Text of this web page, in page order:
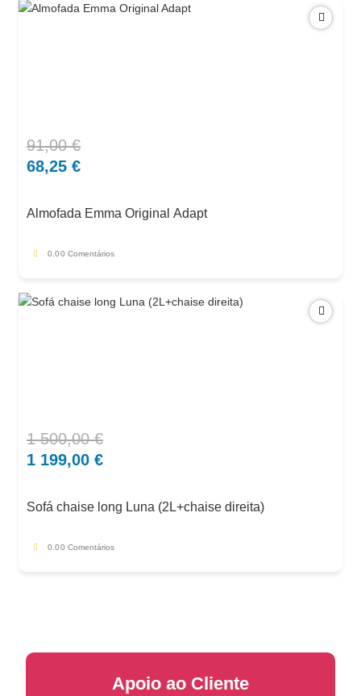
91,00€
O
preço
91,00 €.
68,25 €
O
preço
68,25 €.
Almofada Emma Original Adapt
0.00 Comentários
1 500,00€
O
preço
1
1 199,00 €
O
preço
1
Sofá chaise long Luna (2L+chaise direita)
0.00 Comentários
Apoio ao Cliente